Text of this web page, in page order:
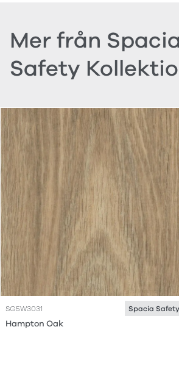
Mer från
Safety
SG5W3031 Spacia Safety
Hampton Oak